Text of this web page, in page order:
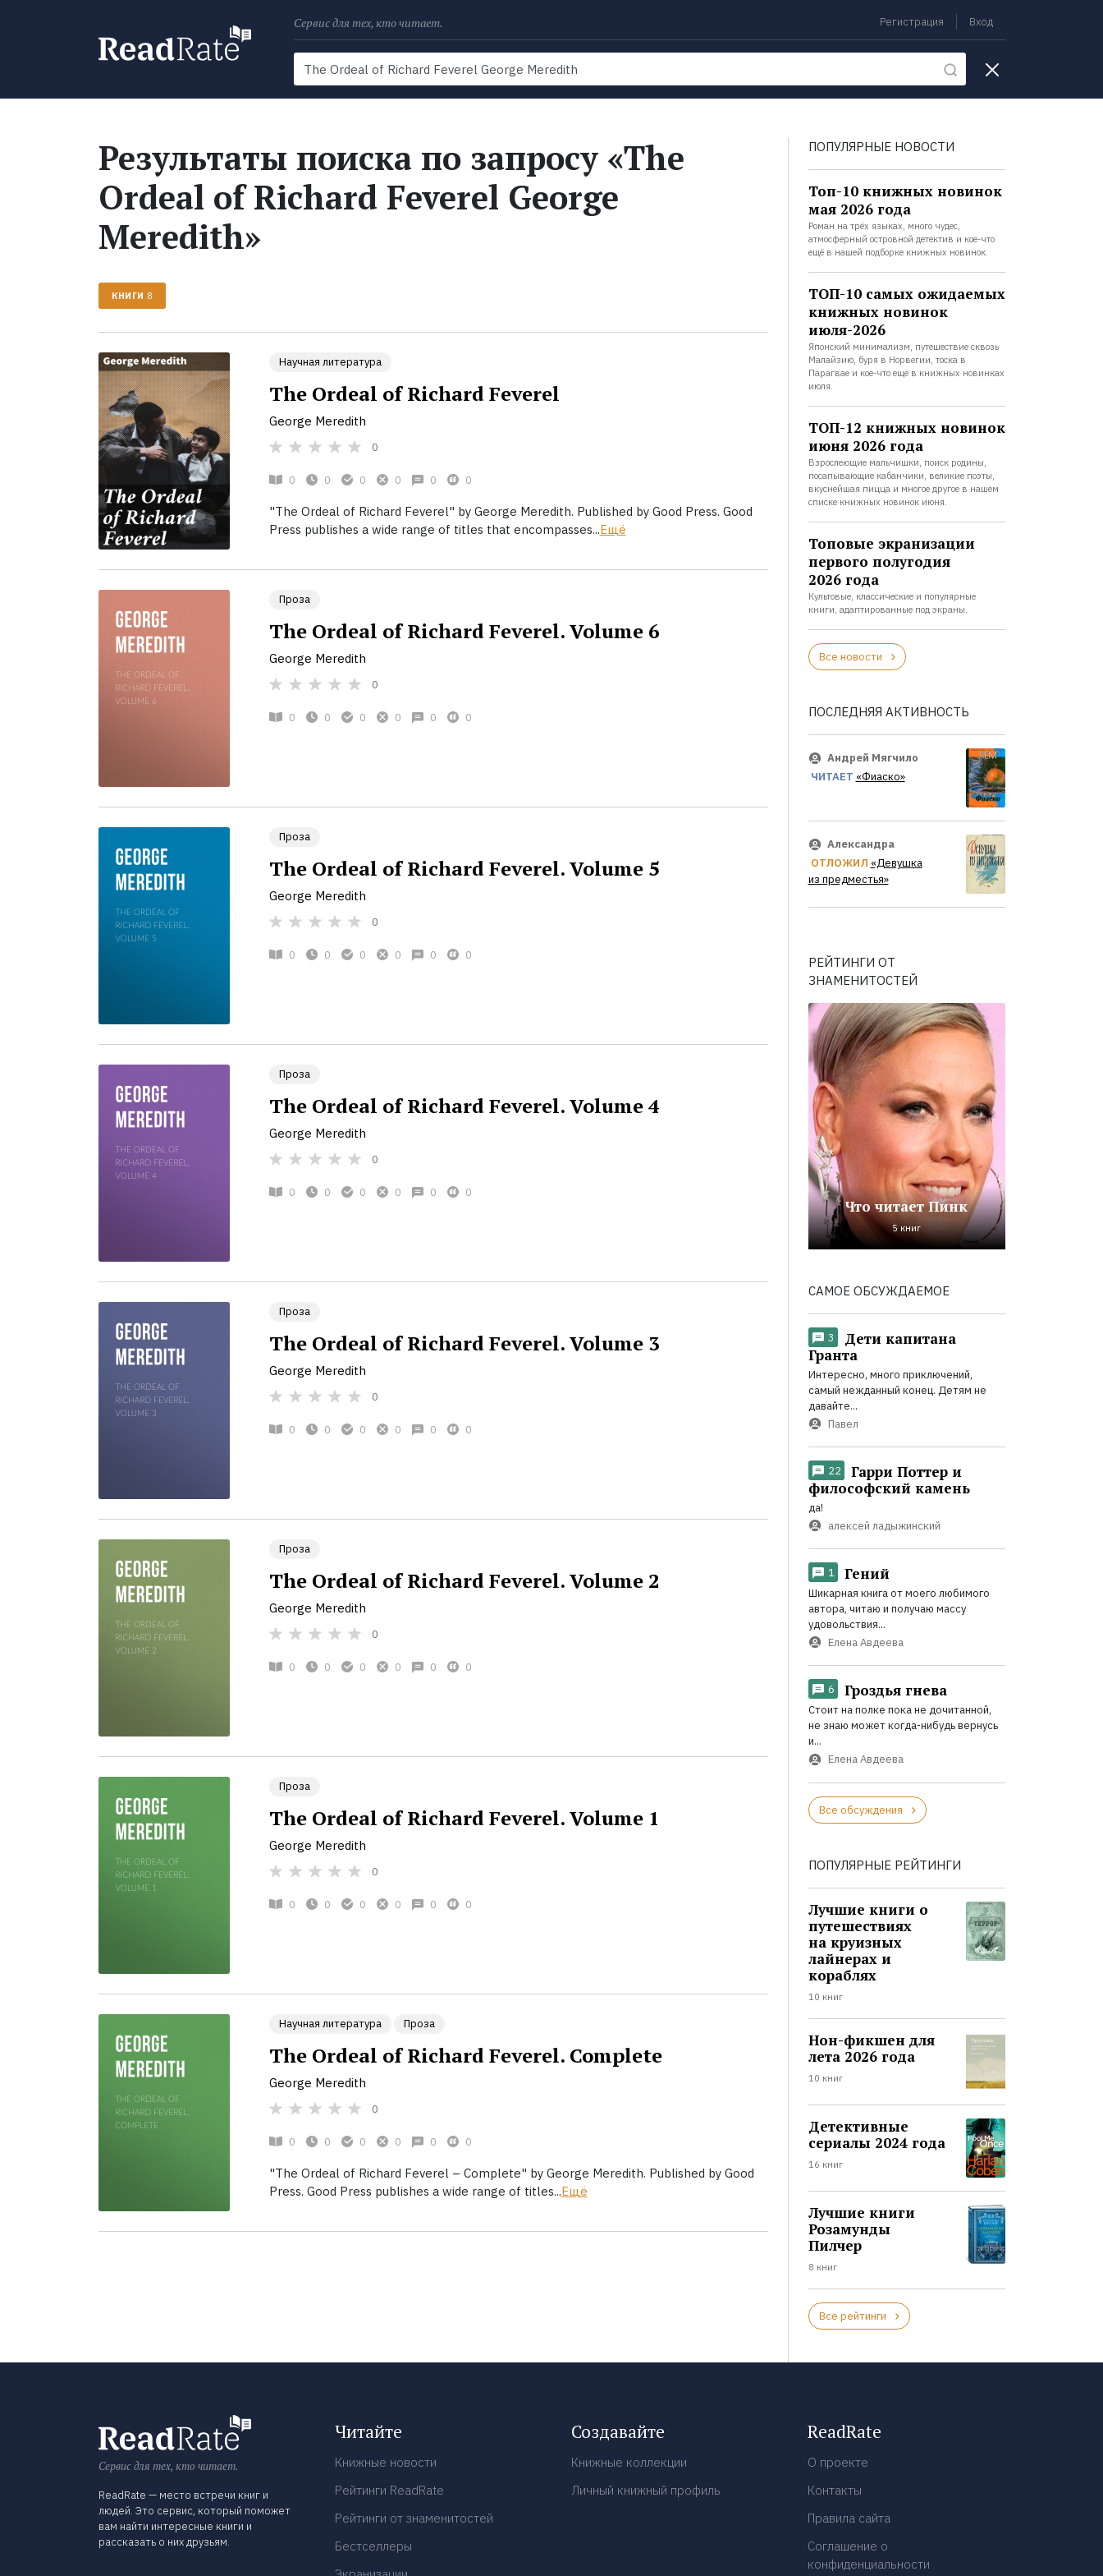
Сервис для тех, кто читает. Регистрация Вход
Поиск
Новости Рейтинги Книги Экранизации
Результаты поиска по запросу «The
Ordeal of Richard Feverel George
Meredith»
КНИГИ 8
Научная литература
The Ordeal of Richard Feverel
George Meredith
0
0 0 0 0 0 0
"The Ordeal of Richard Feverel" by George Meredith. Published by Good Press. Good
Press publishes a wide range of titles that encompasses...Ещё
Проза
The Ordeal of Richard Feverel. Volume 6
George Meredith
0
0 0 0 0 0 0
Проза
The Ordeal of Richard Feverel. Volume 5
George Meredith
0
0 0 0 0 0 0
Проза
The Ordeal of Richard Feverel. Volume 4
George Meredith
0
0 0 0 0 0 0
Проза
The Ordeal of Richard Feverel. Volume 3
George Meredith
0
0 0 0 0 0 0
Проза
The Ordeal of Richard Feverel. Volume 2
George Meredith
0
0 0 0 0 0 0
Проза
The Ordeal of Richard Feverel. Volume 1
George Meredith
0
0 0 0 0 0 0
Научная литература Проза
The Ordeal of Richard Feverel. Complete
George Meredith
0
0 0 0 0 0 0
"The Ordeal of Richard Feverel – Complete" by George Meredith. Published by Good
Press. Good Press publishes a wide range of titles...Ещё
ПОПУЛЯРНЫЕ НОВОСТИ
Топ-10 книжных новинок
мая 2026 года
Роман на трёх языках, много чудес,
атмосферный островной детектив и кое-что
ещё в нашей подборке книжных новинок.
ТОП-10 самых ожидаемых
книжных новинок
июля-2026
Японский минимализм, путешествие сквозь
Малайзию, буря в Норвегии, тоска в
Парагвае и кое-что ещё в книжных новинках
июля.
ТОП-12 книжных новинок
июня 2026 года
Взрослеющие мальчишки, поиск родины,
посапывающие кабанчики, великие поэты,
вкуснейшая пицца и многое другое в нашем
списке книжных новинок июня.
Топовые экранизации
первого полугодия
2026 года
Культовые, классические и популярные
книги, адаптированные под экраны.
Все новости
ПОСЛЕДНЯЯ АКТИВНОСТЬ
Андрей Мягчило
ЧИТАЕТ «Фиаско»
Александра
ОТЛОЖИЛ «Девушка
из предместья»
РЕЙТИНГИ ОТ
ЗНАМЕНИТОСТЕЙ
Что читает Пинк
5 книг
САМОЕ ОБСУЖДАЕМОЕ
3
Дети капитана
Гранта
Интересно, много приключений,
самый нежданный конец. Детям не
давайте...
Павел
22
Гарри Поттер и
философский камень
да!
алексей ладыжинский
1 Гений
Шикарная книга от моего любимого
автора, читаю и получаю массу
удовольствия...
Елена Авдеева
6 Гроздья гнева
Стоит на полке пока не дочитанной,
не знаю может когда-нибудь вернусь
и...
Елена Авдеева
Все обсуждения
ПОПУЛЯРНЫЕ РЕЙТИНГИ
Лучшие книги о
путешествиях
на круизных
лайнерах и
кораблях
10 книг
Нон-фикшен для
лета 2026 года
10 книг
Детективные
сериалы 2024 года
16 книг
Лучшие книги
Розамунды
Пилчер
8 книг
Все рейтинги
Сервис для тех, кто читает.
ReadRate — место встречи книг и
людей. Это сервис, который поможет
вам найти интересные книги и
рассказать о них друзьям.
Читайте
Книжные новости
Рейтинги ReadRate
Рейтинги от знаменитостей
Бестселлеры
Создавайте
Книжные коллекции
Личный книжный профиль
ReadRate
О проекте
Контакты
Правила сайта
Соглашение о
конфиденциальности